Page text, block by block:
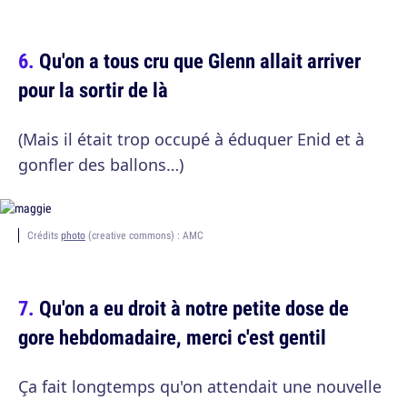
Qu'on a tous cru que Glenn allait arriver
pour la sortir de là
(Mais il était trop occupé à éduquer Enid et à
gonfler des ballons…)
Crédits photo (creative commons) : AMC
Qu'on a eu droit à notre petite dose de
gore hebdomadaire, merci c'est gentil
Ça fait longtemps qu'on attendait une nouvelle